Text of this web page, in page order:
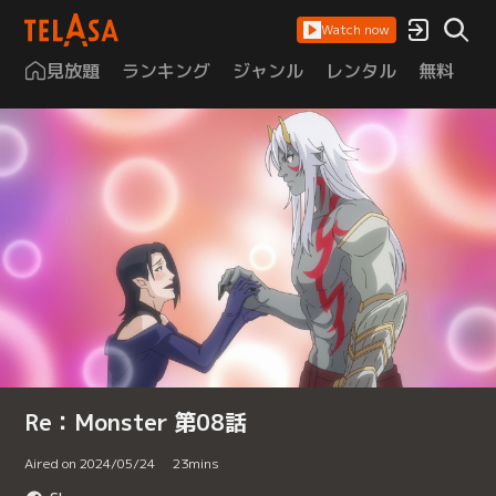
Watch now
見放題 ランキング ジャンル レンタル 無料
Re：Monster 第08話
Aired on 2024/05/24 23mins